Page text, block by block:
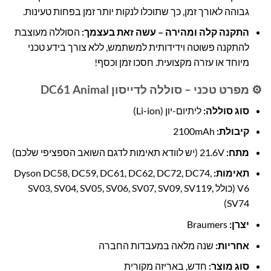
גבוהה לאורך זמן, כך שתוכלו לנקות יותר זמן בפחות טעינות.
התקנה קלה ומהירה – עשה זאת בעצמך: הסוללה מעוצבת
להתקנה פשוטה וידידותית למשתמש, ללא צורך בידע טכני
מיוחד או עזרה מקצועית. חסכו זמן וכסף!
⚙️ מפרט טכני – סוללה לדייסון DC61 Animal
סוג סוללה: ליתיום-יון (Li-ion)
קיבולת:
מתח:
תאימות: Dyson DC58, DC59, DC61, DC62, DC72, DC74,
V6 (כולל SV03, SV04, SV05, SV06, SV07, SV09, SV119,
SV74)
יצרן:
אחריות: שנה מלאה במעבדות החברה
סוג מוצר: חדש, באריזה מקורית